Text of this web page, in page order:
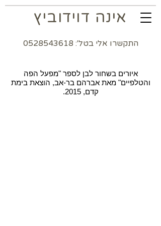
אינה דוידוביץ
התקשרו אלי בטל': 0528543618
איורים בשחור לבן לספר "מפעל הפה
והטלפיים" מאת אברהם בר-אב, הוצאת בימת
קדם, 2015.